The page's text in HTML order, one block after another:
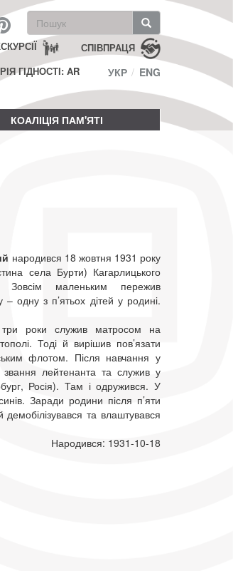
Пошукова
форма
Пошук СПІВПРАЦЯ
ГІДНОСТІ: AR
УКР ENG
КОАЛІЦІЯ ПАМ'ЯТІ
народився 18 жовтня 1931 року
села Бурти) Кагарлицького
Зовсім маленьким пережив
одну з п’ятьох дітей у родині.
три роки служив матросом на
Тоді й вирішив пов’язати
флотом. Після навчання у
лейтенанта та служив у
Росія). Там і одружився. У
Заради родини після п’яти
та влаштувався
Народився: 1931-10-18